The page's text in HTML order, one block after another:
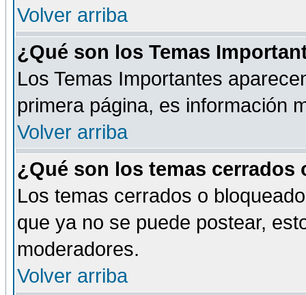
Volver arriba
¿Qué son los Temas
Los Temas Importantes
primera página, es información
Volver arriba
¿Qué son los temas cerrados
Los temas cerrados o
que ya no se puede postear,
moderadores.
Volver arriba